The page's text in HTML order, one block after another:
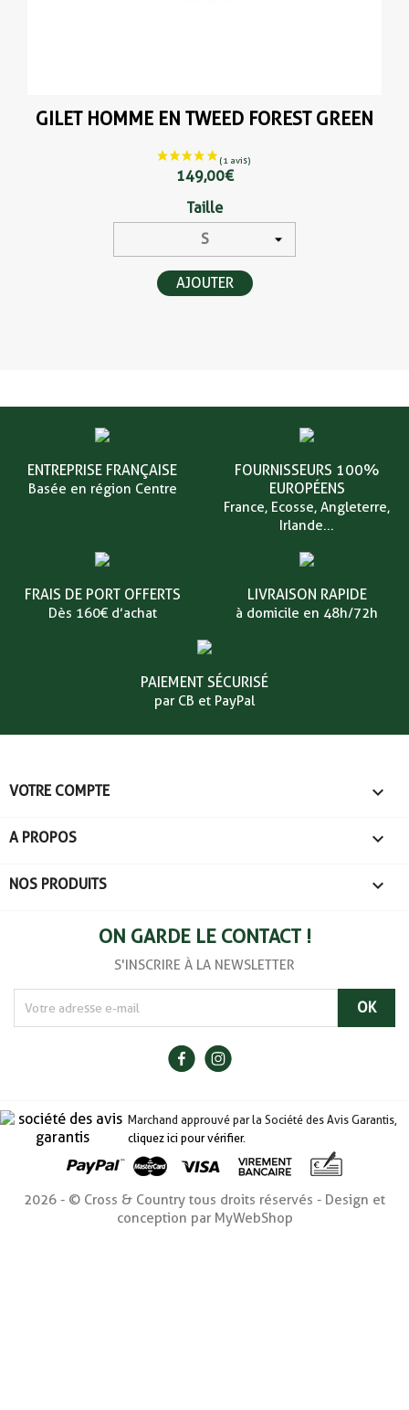
GILET HOMME EN TWEED FOREST GREEN
149,00 €
Taille
AJOUTER
ENTREPRISE FRANÇAISE
Basée en région Centre
FOURNISSEURS 100%
EUROPÉENS
France, Ecosse, Angleterre,
Irlande...
FRAIS DE PORT OFFERTS
Dès 160€ d’achat
LIVRAISON RAPIDE
à domicile en 48h/72h
PAIEMENT SÉCURISÉ
par CB et PayPal
VOTRE COMPTE 
A PROPOS 
NOS PRODUITS 
ON GARDE LE CONTACT !
S'INSCRIRE À LA NEWSLETTER
Marchand approuvé par la Société des Avis Garantis,
cliquez ici pour vérifier.
2026 - © Cross & Country tous droits réservés - Design et
conception par MyWebShop